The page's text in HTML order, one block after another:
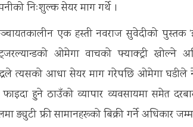
निःशुल्क सेयर माग गर्थे ।
एक हस्ती नवराज सुवेदीको
ओमेगा वाचको फ्याक्ट्री खोल्ने
त्यसको आधा सेयर माग गरेपछि ओमेगा
हुने ठाउँको व्यापार व्यवसायमा समेत
ड्युटी फ्री सामानहरूको बिक्री गर्ने अधिकार